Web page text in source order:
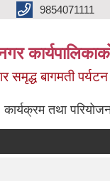
9854071111
समृद्ध बागमती पर्यटन
कार्यक्रम तथा